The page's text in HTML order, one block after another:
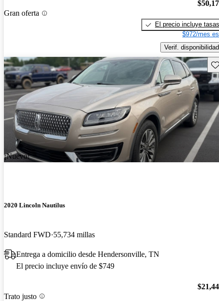
Gran oferta
El precio incluye tasas
$972/mes
Verif. disponibilidad
¡Nuevo!
2020 Lincoln Nautilus
Standard FWD 55,734 millas
Entrega a domicilio desde Hendersonville, TN
El precio incluye envío de $749
Trato justo